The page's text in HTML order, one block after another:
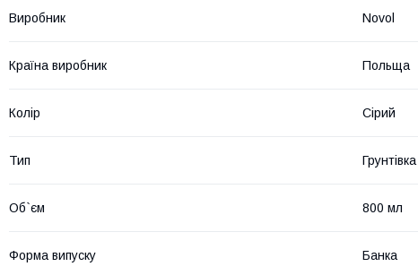
Виробник Novol
Країна виробник Польща
Колір Сірий
Тип Грунтівка
Об`єм 800 мл
Форма випуску Банка